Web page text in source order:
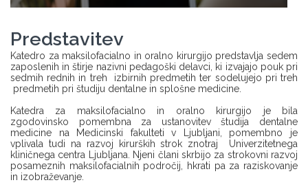
Predstavitev
Katedro za maksilofacialno in oralno kirurgijo predstavlja sedem
zaposlenih in štirje nazivni pedagoški delavci, ki izvajajo pouk pri
sedmih rednih in treh izbirnih predmetih ter sodelujejo pri treh
predmetih pri študiju dentalne in splošne medicine.
Katedra za maksilofacialno in oralno kirurgijo je bila
zgodovinsko pomembna za ustanovitev študija dentalne
medicine na Medicinski fakulteti v Ljubljani, pomembno je
vplivala tudi na razvoj kirurških strok znotraj Univerzitetnega
kliničnega centra Ljubljana. Njeni člani skrbijo za strokovni razvoj
posameznih maksilofacialnih področij, hkrati pa za raziskovanje
in izobraževanje.